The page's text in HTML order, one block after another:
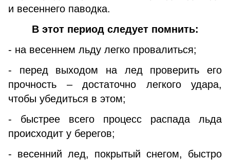
и весеннего паводка.
В этот период следует помнить:
- на весеннем льду легко провалиться;
- перед выходом на лед проверить его
прочность – достаточно легкого удара,
чтобы убедиться в этом;
- быстрее всего процесс распада льда
происходит у берегов;
- весенний лед, покрытый снегом, быстро